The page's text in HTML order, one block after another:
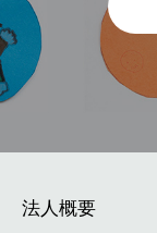
法人概要